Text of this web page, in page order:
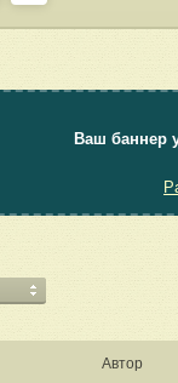
Ваш баннер
Автор